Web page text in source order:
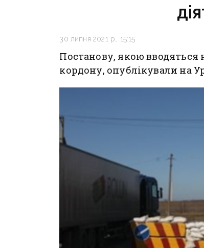
30 липня 2021 р., 15:15
Постанову, якою вводяться
кордону, опублікували на